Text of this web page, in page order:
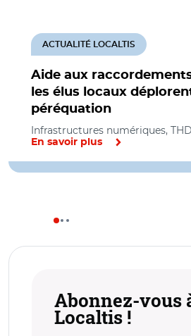
Aide aux
les élus locaux
péréquation
ACTUALITÉ LOCALTIS
Infrastructures numériques, THD
En savoir plus
Abonnez-vous
Localtis !